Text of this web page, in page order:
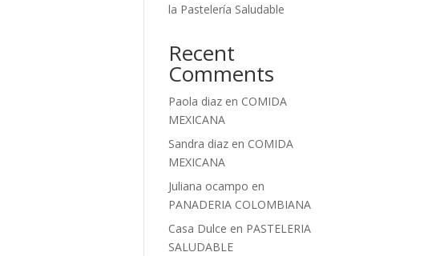
la Pastelería Saludable
Recent
Comments
Paola diaz en COMIDA
MEXICANA
Sandra diaz en COMIDA
MEXICANA
Juliana ocampo en
PANADERIA COLOMBIANA
Casa Dulce en PASTELERIA
SALUDABLE